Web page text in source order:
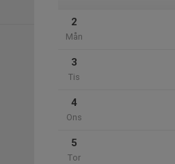
2
Mån
3
Tis
4
Ons
5
Tor